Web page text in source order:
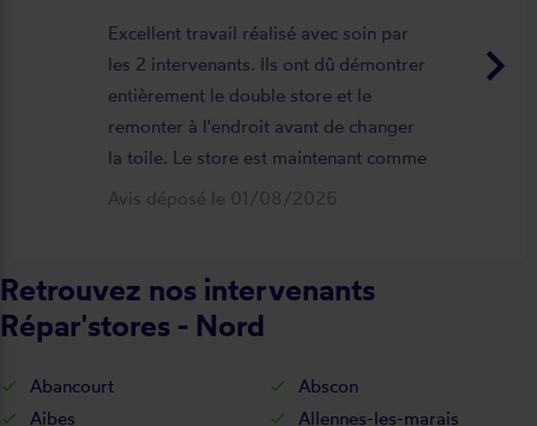
keyboard_arrow_right
Excellent travail réalisé avec soin par
les 2 intervenants. Ils ont dû démontrer
entièrement le double store et le
remonter à l'endroit avant de changer
la toile. Le store est maintenant comme
neuf, parfaitement positionné et
Avis déposé le 01/08/2026
Retrouvez nos intervenants
Répar'stores - Nord
Abancourt
Abscon
Aibes
Allennes-les-marais